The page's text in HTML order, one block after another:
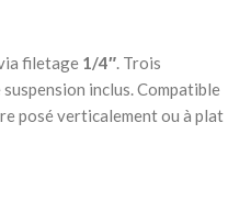
filetage 1/4″. Trois
inclus. Compatible
posé verticalement ou à plat